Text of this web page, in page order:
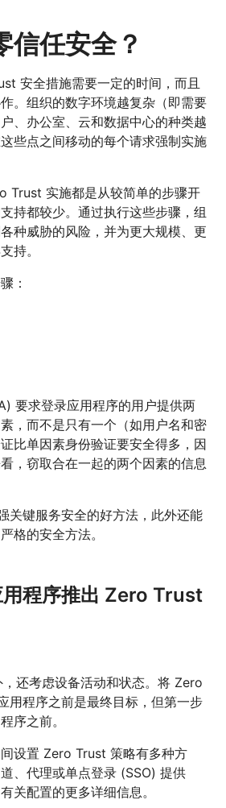
信任安全？
安全措施需要一定的时间，而且
。组织的数字环境越复杂（即需要
、办公室、云和数据中心的种类越
些点之间移动的每个请求强制实施
Trust 实施都是从较简单的步骤开
持都较少。通过执行这些步骤，组
种威胁的风险，并为更大规模、更
持。
：
要求登录应用程序的用户提供两
，而不是只有一个（如用户名和密
比单因素身份验证要安全得多，因
，窃取合在一起的两个因素的信息
关键服务安全的好方法，此外还能
格的安全方法。
程序推出 Zero Trust
还考虑设备活动和状态。将 Zero
用程序之前是最终目标，但第一步
序之前。
设置 Zero Trust 策略有多种方
、代理或单点登录 (SSO) 提供
关配置的更多详细信息。